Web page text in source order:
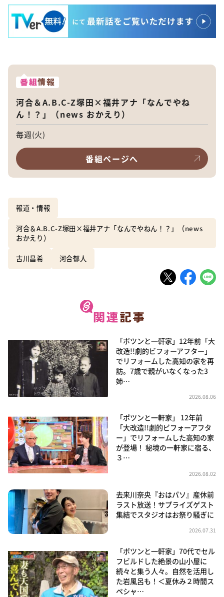
番組情報
河合＆A.B.C-Z塚田×福井アナ「なんでやね
ん！？」（news おかえり）
毎週(火)
番組ページへ
報道・情報
河合＆A.B.C-Z塚田×福井アナ「なんでやねん！？」（news
おかえり）
古川昌希 河合郁人
「ポツンと一軒家」12年前「大
改造!!劇的ビフォーアフター」
でリフォームした高知の家を再
訪。7歳で親がいなくなった3
姉…
2026.08.06
「ポツンと一軒家」 12年前
「大改造!!劇的ビフォーアフタ
ー」でリフォームした高知の家
が登場！ 秘境の一軒家に宿る、
３…
2026.08.02
去来川奈央『おはパソ』産休前
ラスト放送！サプライズゲスト
集結でスタジオはお祭り騒ぎに
2026.07.31
「ポツンと一軒家」70代でセル
フビルドした絶景の山小屋に
続々と集う人々。自然を活用し
た岩風呂も！＜夏休み２時間ス
ペシャ…